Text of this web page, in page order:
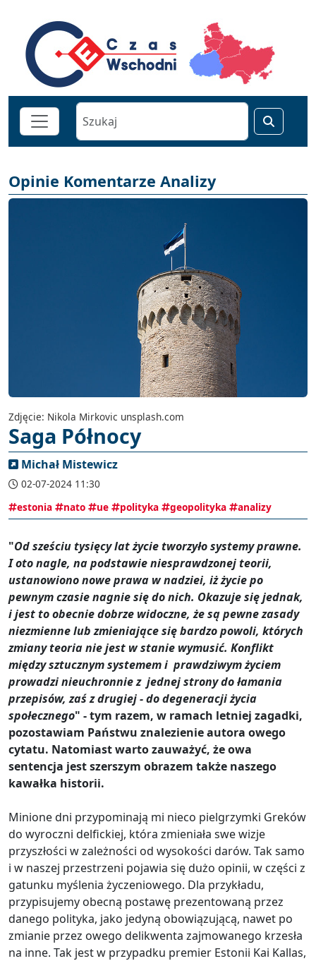
Opinie Komentarze Analizy
Zdjęcie: Nikola Mirkovic unsplash.com
Saga Północy
Michał Mistewicz
02-07-2024 11:30
estonia
nato ue polityka geopolityka analizy
"Od sześciu tysięcy lat życie tworzyło systemy prawne.
I oto nagle, na podstawie niesprawdzonej teorii,
ustanowiono nowe prawa w nadziei, iż życie po
pewnym czasie nagnie się do nich. Okazuje się jednak,
i jest to obecnie dobrze widoczne, że są pewne zasady
niezmienne lub zmieniające się bardzo powoli, których
zmiany teoria nie jest w stanie wymusić. Konflikt
między sztucznym systemem i prawdziwym życiem
prowadzi nieuchronnie z jednej strony do łamania
przepisów, zaś z drugiej - do degeneracji życia
społecznego" - tym razem, w ramach letniej zagadki,
pozostawiam Państwu znalezienie autora owego
cytatu. Natomiast warto zauważyć, że owa
sentencja jest szerszym obrazem także naszego
kawałka historii.
Minione dni przypominają mi nieco pielgrzymki Greków
do wyroczni delfickiej, która zmieniała swe wizje
przyszłości w zależności od wysokości darów. Tak samo
i w naszej przestrzeni pojawia się dużo opinii, w części z
gatunku myślenia życzeniowego. Dla przykładu,
przypisujemy obecną postawę prezentowaną przez
danego polityka, jako jedyną obowiązującą, nawet po
zmianie przez owego delikwenta zajmowanego krzesła
na inne. Tak jest w przypadku premier Estonii Kai Kallas,